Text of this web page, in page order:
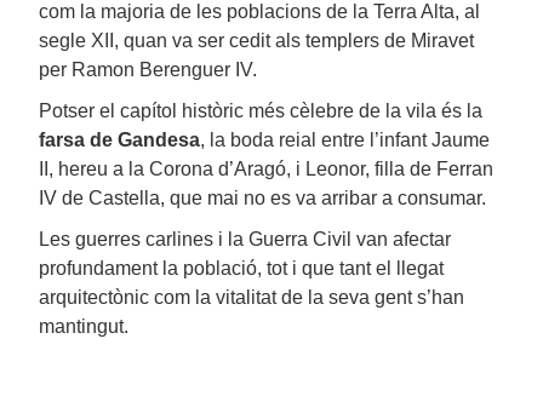
com la majoria de les poblacions de la Terra Alta, al
segle XII, quan va ser cedit als templers de Miravet
per Ramon Berenguer IV.
Potser el capítol històric més cèlebre de la vila és la
farsa de Gandesa, la boda reial entre l’infant Jaume
II, hereu a la Corona d’Aragó, i Leonor, filla de Ferran
IV de Castella, que mai no es va arribar a consumar.
Les guerres carlines i la Guerra Civil van afectar
profundament la població, tot i que tant el llegat
arquitectònic com la vitalitat de la seva gent s’han
mantingut.